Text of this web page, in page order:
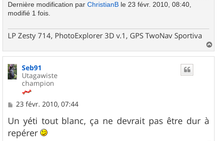
Dernière modification par ChristianB le 23 févr. 2010, 08:40,
modifié 1 fois.
LP Zesty 714, PhotoExplorer 3D v.1, GPS TwoNav Sportiva
a
Seb91
Utagawiste
champion
M
s
s
a
23 févr. 2010, 07:44
Un yéti tout blanc, ça ne devrait pas être dur à
repérer